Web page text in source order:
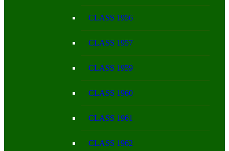
CLASS 1956
CLASS 1957
CLASS 1959
CLASS 1960
CLASS 1961
CLASS 1962